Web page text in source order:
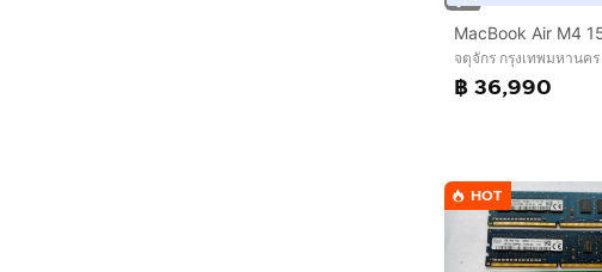
จตุจักร กรุงเทพมหานคร
฿ 36,990
HOT